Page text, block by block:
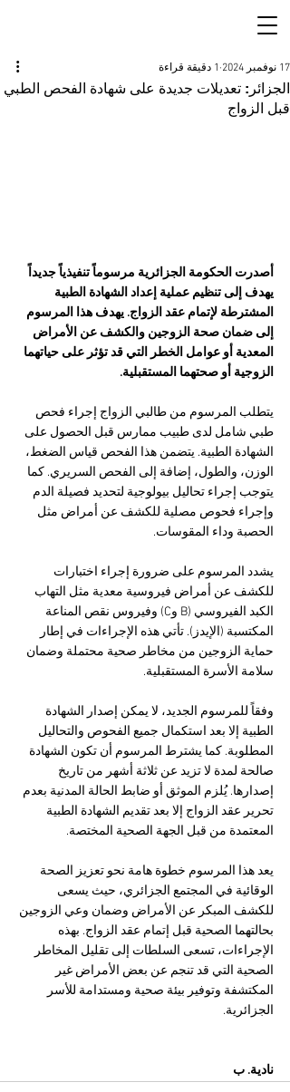
الجزائر: تعديلات جديدة على شهادة الفحص الطبي
قبل الزواج
17 نوفمبر 2024 1 دقيقة قراءة
أصدرت الحكومة الجزائرية مرسوماً تنفيذياً جديداً
يهدف إلى تنظيم عملية إعداد الشهادة الطبية
المشترطة لإتمام عقد الزواج. يهدف هذا المرسوم
إلى ضمان صحة الزوجين والكشف عن الأمراض
المعدية أو عوامل الخطر التي قد تؤثر على حياتهما
الزوجية أو صحتهما المستقبلية.
يتطلب المرسوم من طالبي الزواج إجراء فحص
طبي شامل لدى طبيب ممارس قبل الحصول على
الشهادة الطبية. يتضمن هذا الفحص قياس الضغط،
الوزن، والطول، إضافة إلى الفحص السريري. كما
يتوجب إجراء تحاليل بيولوجية لتحديد فصيلة الدم
وإجراء فحوص مصلية للكشف عن أمراض مثل
الحصبة وداء المقوسات.
يشدد المرسوم على ضرورة إجراء اختبارات
للكشف عن أمراض فيروسية معدية مثل التهاب
الكبد الفيروسي (B وC) وفيروس نقص المناعة
المكتسبة (الإيدز). تأتي هذه الإجراءات في إطار
حماية الزوجين من مخاطر صحية محتملة وضمان
سلامة الأسرة المستقبلية.
وفقاً للمرسوم الجديد، لا يمكن إصدار الشهادة
الطبية إلا بعد استكمال جميع الفحوص والتحاليل
المطلوبة. كما يشترط المرسوم أن تكون الشهادة
صالحة لمدة لا تزيد عن ثلاثة أشهر من تاريخ
إصدارها. يُلزم الموثق أو ضابط الحالة المدنية بعدم
تحرير عقد الزواج إلا بعد تقديم الشهادة الطبية
المعتمدة من قبل الجهة الصحية المختصة.
يعد هذا المرسوم خطوة هامة نحو تعزيز الصحة
الوقائية في المجتمع الجزائري، حيث يسعى
للكشف المبكر عن الأمراض وضمان وعي الزوجين
بحالتهما الصحية قبل إتمام عقد الزواج. بهذه
الإجراءات، تسعى السلطات إلى تقليل المخاطر
الصحية التي قد تنجم عن بعض الأمراض غير
المكتشفة وتوفير بيئة صحية ومستدامة للأسر
الجزائرية.
نادية. ب